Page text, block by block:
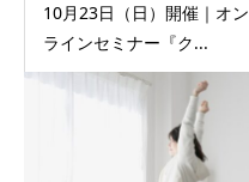
10月23日（日）開催｜オン
ラインセミナー『ク...